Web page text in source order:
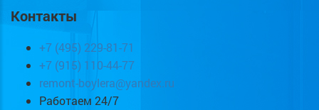
Контакты
+7 (495) 229-81-71
+7 (915) 110-44-77
remont-boylera@yandex.ru
Работаем 24/7